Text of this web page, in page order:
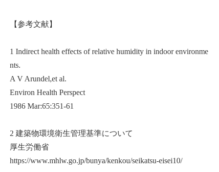
【参考文献】
1 Indirect health effects of relative humidity in indoor environme
nts.
A V Arundel,et al.
Environ Health Perspect
1986 Mar:65:351-61
2 建築物環境衛生管理基準について
厚生労働省
https://www.mhlw.go.jp/bunya/kenkou/seikatsu-eisei10/